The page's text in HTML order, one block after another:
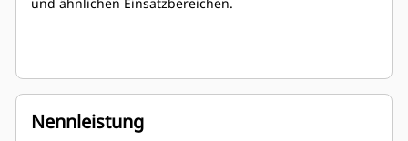
und ähnlichen Einsatzbereichen.
Nennleistung